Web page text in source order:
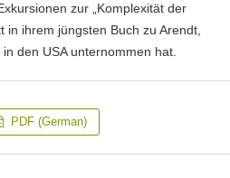
zur „Komplexität der
in ihrem jüngsten Buch zu Arendt,
den USA unternommen hat.
PDF (German)